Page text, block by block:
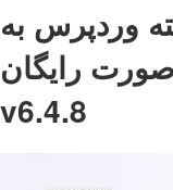
وردپرس به
صورت رایگان Layered Popups
v6.4.8